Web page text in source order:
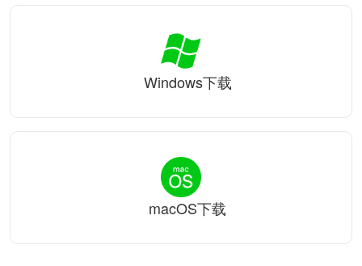
Windows下载
macOS下载